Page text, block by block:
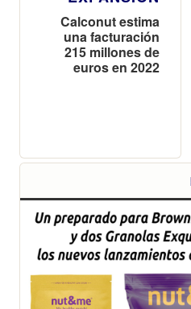
Calconut estima
una facturación
215 millones de
euros en 2022